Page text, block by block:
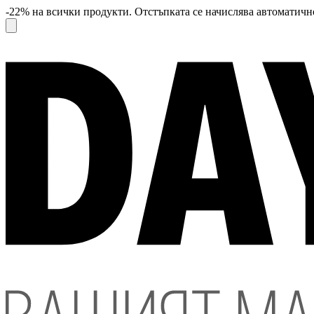
-22% на всички продукти. Отстъпката се начислява